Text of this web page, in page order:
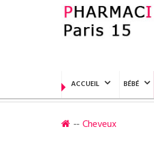
ACCUEIL BÉBÉ
Cheveux